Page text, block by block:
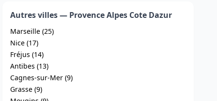
Autres villes — Provence Alpes Cote Dazur
Marseille (25)
Nice (17)
Fréjus (14)
Antibes (13)
Cagnes-sur-Mer (9)
Grasse (9)